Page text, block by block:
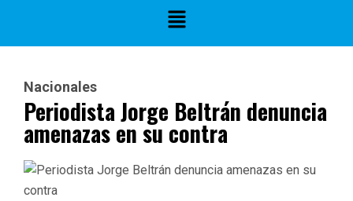
Nacionales
Periodista Jorge Beltrán denuncia
amenazas en su contra